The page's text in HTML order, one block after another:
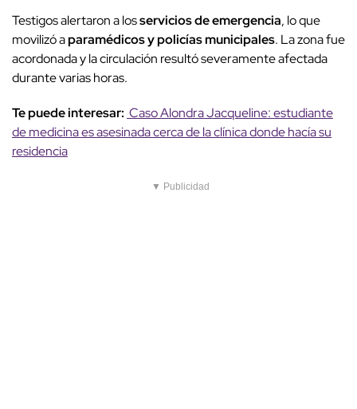
Testigos alertaron a losservicios de emergencia, lo que
movilizó aparamédicos y policías municipales. La zona fue
acordonada y la circulación resultó severamente afectada
durante varias horas.
Te puede interesar: Caso Alondra Jacqueline: estudiante
de medicina es asesinada cerca de la clínica donde hacía su
residencia
▼ Publicidad